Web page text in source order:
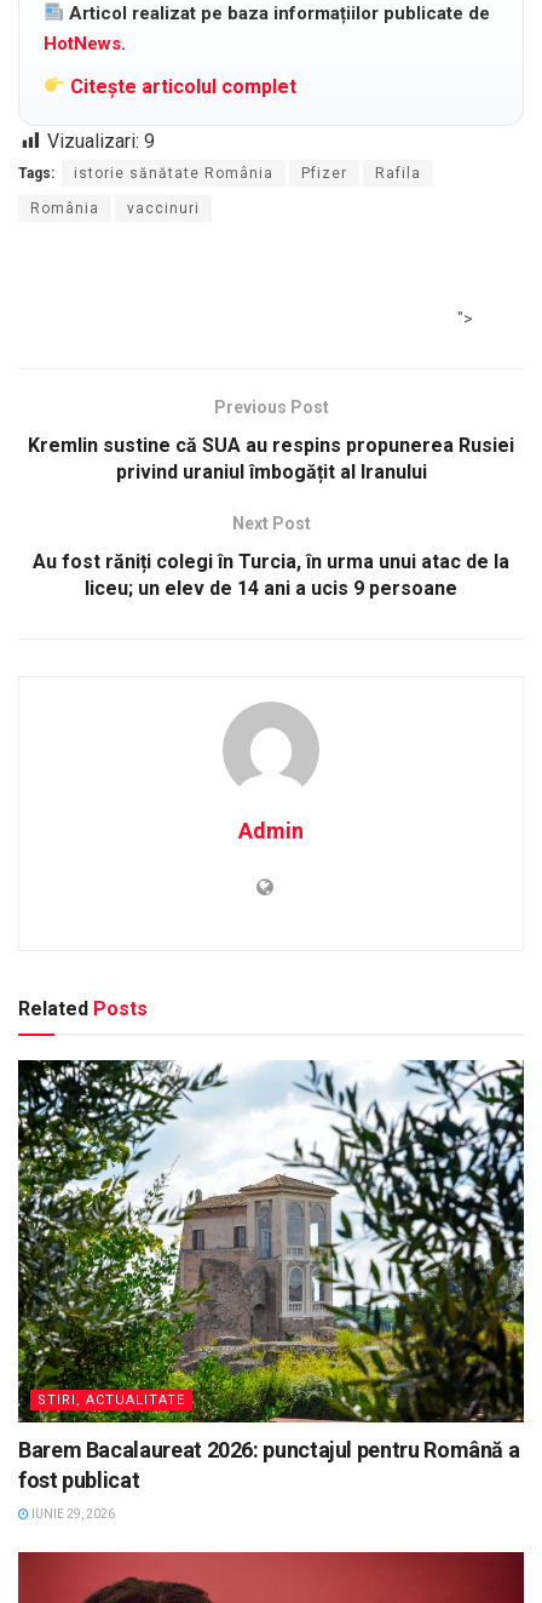
Articol realizat pe baza informațiilor publicate de
HotNews.
Citește articolul complet
Vizualizari: 9
Tags: istorie sănătate România Pfizer Rafila
România vaccinuri
">
Previous Post
Kremlin sustine că SUA au respins propunerea Rusiei
privind uraniul îmbogățit al Iranului
Next Post
Au fost răniți colegi în Turcia, în urma unui atac de la
liceu; un elev de 14 ani a ucis 9 persoane
Admin
Related Posts
STIRI, ACTUALITATE
Barem Bacalaureat 2026: punctajul pentru Română a
fost publicat
IUNIE 29, 2026